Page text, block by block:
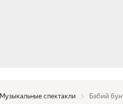
Музыкальные спектакли Бабий